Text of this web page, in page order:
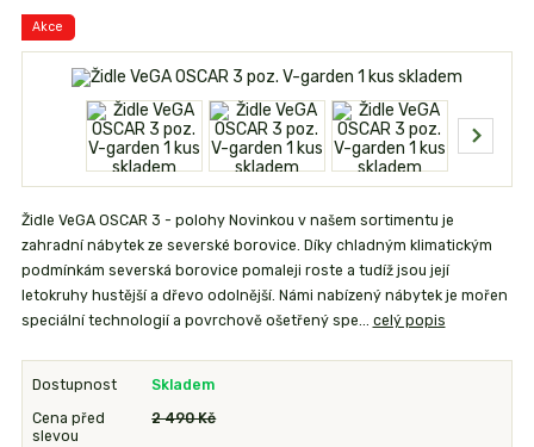
Akce
Židle VeGA OSCAR 3 - polohy Novinkou v našem sortimentu je
zahradní nábytek ze severské borovice. Díky chladným klimatickým
podmínkám severská borovice pomaleji roste a tudíž jsou její
letokruhy hustější a dřevo odolnější. Námi nabízený nábytek je mořen
speciální technologií a povrchově ošetřený spe... celý popis
Dostupnost Skladem
Cena před
slevou
2 490 Kč